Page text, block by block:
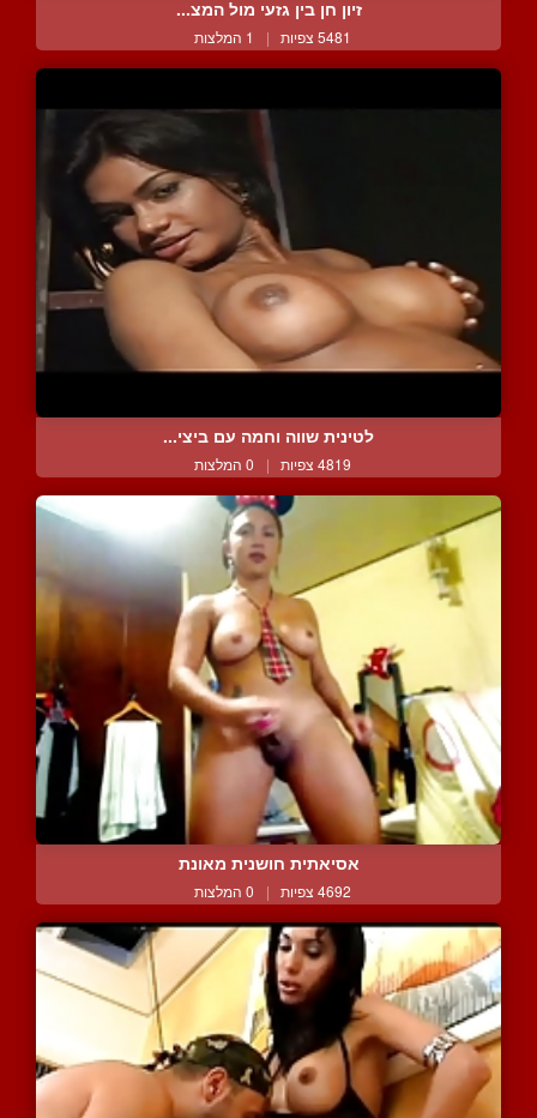
זיון חן בין גזעי מול המצ...
5481 צפיות | 1 המלצות
לטינית שווה וחמה עם ביצי...
4819 צפיות | 0 המלצות
אסיאתית חושנית מאונת
4692 צפיות | 0 המלצות